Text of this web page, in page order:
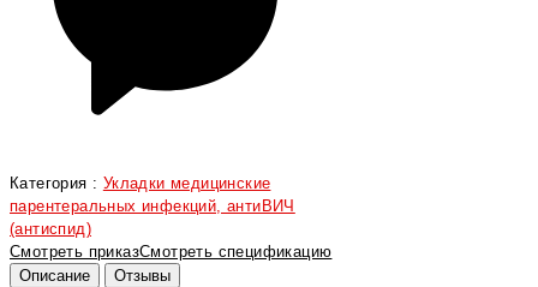
Категория : Укладки медицинские
парентеральных инфекций, антиВИЧ
(антиспид)
Смотреть приказСмотреть спецификацию
Описание
Отзывы